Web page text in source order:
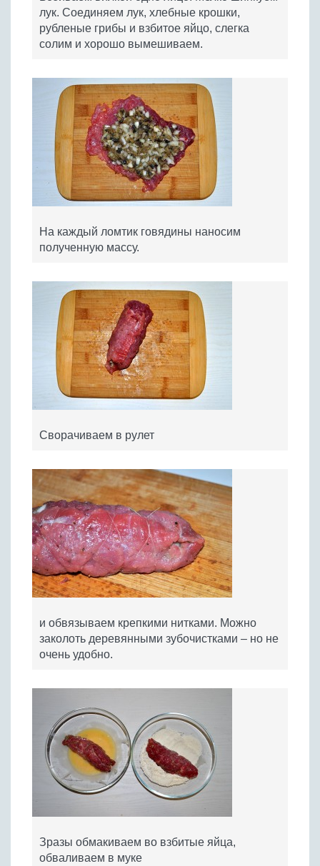
лук. Соединяем лук, хлебные крошки,
рубленые грибы и взбитое яйцо, слегка
солим и хорошо вымешиваем.
На каждый ломтик говядины наносим
полученную массу.
Сворачиваем в рулет
и обвязываем крепкими нитками. Можно
заколоть деревянными зубочистками – но не
очень удобно.
Зразы обмакиваем во взбитые яйца,
обваливаем в муке